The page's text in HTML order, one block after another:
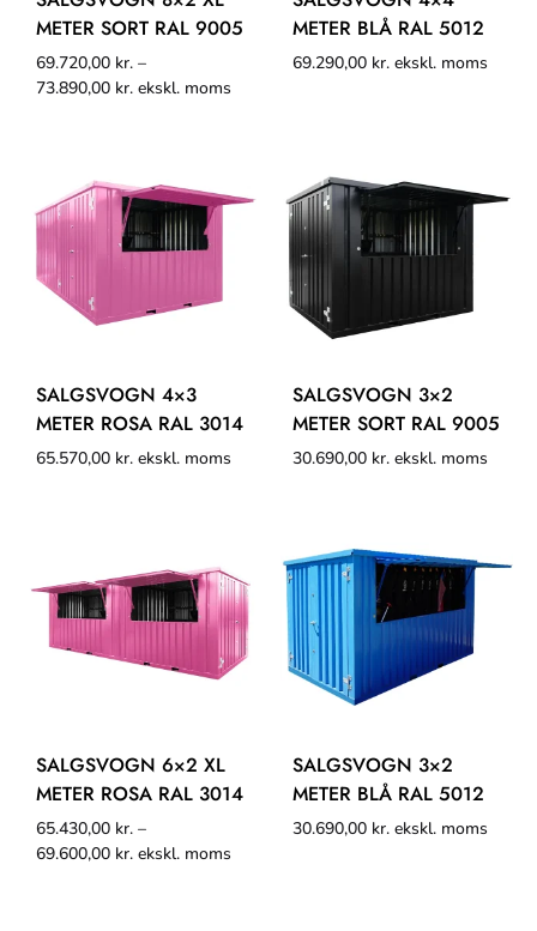
METER SORT RAL 9005
69.720,00 kr. –
73.890,00 kr. ekskl. moms
METER BLÅ RAL 5012
69.290,00 kr. ekskl. moms
SALGSVOGN 4×3
METER ROSA RAL 3014
65.570,00 kr. ekskl. moms
SALGSVOGN 3×2
METER SORT RAL 9005
30.690,00 kr. ekskl. moms
SALGSVOGN 6×2 XL
METER ROSA RAL 3014
65.430,00 kr. –
69.600,00 kr. ekskl. moms
SALGSVOGN 3×2
METER BLÅ RAL 5012
30.690,00 kr. ekskl. moms